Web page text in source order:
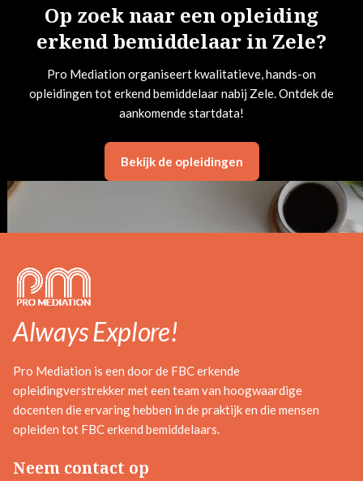
Op zoek naar een opleiding
erkend bemiddelaar in Zele?
Pro Mediation organiseert kwalitatieve, hands-on
opleidingen tot erkend bemiddelaar nabij Zele. Ontdek de
aankomende startdata!
Bekijk de opleidingen
Always Explore!
Pro Mediation is een door de FBC erkende
opleidingverstrekker met een team van hoogwaardige
docenten die ervaring hebben in de praktijk en die mensen
opleiden tot FBC erkend bemiddelaars.
Neem contact op